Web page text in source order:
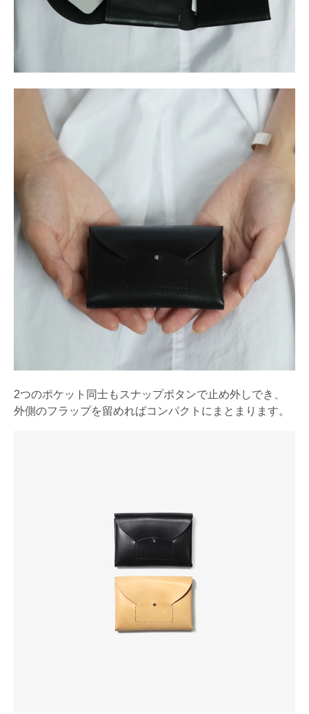
2つのポケット同士もスナップボタンで止め外しでき、
外側のフラップを留めればコンパクトにまとまります。